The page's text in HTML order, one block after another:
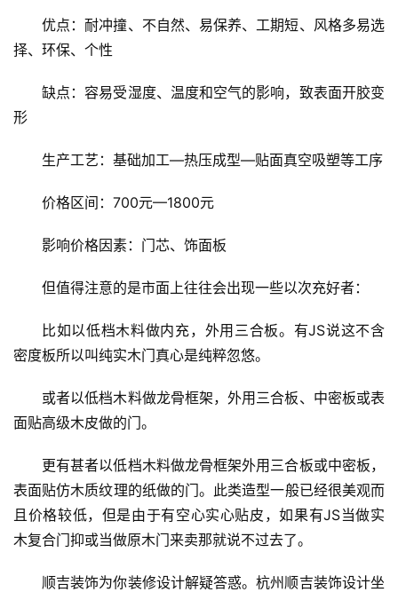
优点：耐冲撞、不自然、易保养、工期短、风格多易选
择、环保、个性
缺点：容易受湿度、温度和空气的影响，致表面开胶变
形
生产工艺：基础加工—热压成型—贴面真空吸塑等工序
价格区间：700元—1800元
影响价格因素：门芯、饰面板
但值得注意的是市面上往往会出现一些以次充好者：
比如以低档木料做内充，外用三合板。有JS说这不含
密度板所以叫纯实木门真心是纯粹忽悠。
或者以低档木料做龙骨框架，外用三合板、中密板或表
面贴高级木皮做的门。
更有甚者以低档木料做龙骨框架外用三合板或中密板，
表面贴仿木质纹理的纸做的门。此类造型一般已经很美观而
且价格较低，但是由于有空心实心贴皮，如果有JS当做实
木复合门抑或当做原木门来卖那就说不过去了。
顺吉装饰为你装修设计解疑答惑。杭州顺吉装饰设计坐